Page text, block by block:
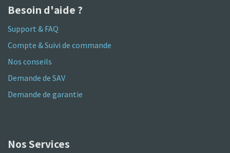
Besoin d'aide ?
Support & FAQ
Compte & Suivi de commande
Nos conseils
Demande de SAV
Demande de garantie
Nos Services